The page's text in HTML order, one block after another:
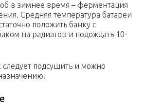
в зимнее время – ферментация
Средняя температура батареи
положить банку с
на радиатор и подождать 10-
следует подсушить и можно